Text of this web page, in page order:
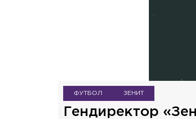
ФУТБОЛ ЗЕНИТ
Гендиректор